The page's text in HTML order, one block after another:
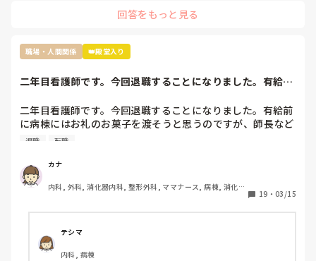
原因は自分だとわかっているのでしょうがないことだとは理
いのかわからなくなりました。
ちなみに私の職場ではすぐ噂は広まるので私のことはほぼ全
今後は今の私の不注意を正し、頑張っていきたいと思ってい
かわからないです。こんな私ですが何かアドバイスいただけ
れば嬉しいです。
かれているんですよね。
「急性期の病棟で一から学び直す」
く領域を見つけて転職したくなった時に、キャリアが役立つの
ではないかと思います。
の看護師相手に無理な愛想笑いや、ご機嫌取りをしないことで
す。
聞き役に徹して、余計なことを言わず、必要最低限の報告・連
絡・相談だけして、淡々と自分の仕事をこなすようにしてくだ
さい。
回答をもっと見る
職場・人間関係 👑殿堂入り
二年目看護師です。今回退職することになりました。有給前
二年目看護師です。今回退職することになりました。有給前
に病棟にはお礼のお菓子を渡そうと思うのですが、師長など
個々へお礼のお菓子を用意するか迷っています。みなさん移
退職 転職
カナ
内科, 外科, 消化器内科, 整形外科, ママナース, 病棟, 消化器
19 ・ 03/15
テシマ
内科, 病棟